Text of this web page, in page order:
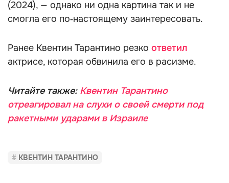
(2024), — однако ни одна картина так и не
смогла его по‑настоящему заинтересовать.
Ранее Квентин Тарантино резко ответил
актрисе, которая обвинила его в расизме.
Читайте также:Квентин Тарантино
отреагировал на слухи о своей смерти под
ракетными ударами в Израиле
КВЕНТИН ТАРАНТИНО